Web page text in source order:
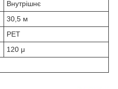
Внутрішнє
30,5 м
PET
120 μ